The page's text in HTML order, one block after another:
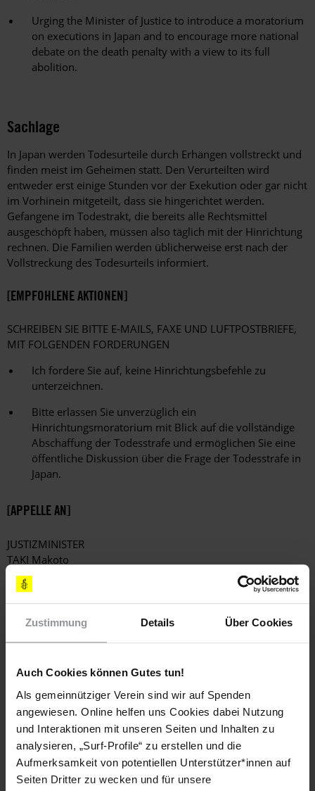
Zustimmung Details Über Cookies
Auch Cookies können Gutes tun!
Als gemeinnütziger Verein sind wir auf Spenden
angewiesen. Online helfen uns Cookies dabei Nutzung
und Interaktionen mit unseren Seiten und Inhalten zu
analysieren, „Surf-Profile“ zu erstellen und die
Aufmerksamkeit von potentiellen Unterstützer*innen auf
Seiten Dritter zu wecken und für unsere
Urging the Minister of Justice to introduce a moratorium
on executions in Japan and to encourage more national
debate on the death penalty with a view to its full
abolition.
Sachlage
In Japan werden Todesurteile durch Erhängen vollstreckt und
finden meist im Geheimen statt. Den Verurteilten wird
entweder erst einige Stunden vor der Exekution oder gar nicht
im Vorhinein mitgeteilt, dass sie hingerichtet werden.
Gefangene im Todestrakt, die bereits alle Rechtsmittel
ausgeschöpft haben, müssen also täglich mit der Hinrichtung
rechnen. Die Familien werden üblicherweise erst nach der
Vollstreckung des Todesurteils informiert.
[EMPFOHLENE AKTIONEN]
SCHREIBEN SIE BITTE E-MAILS, FAXE UND LUFTPOSTBRIEFE,
MIT FOLGENDEN FORDERUNGEN
Ich fordere Sie auf, keine Hinrichtungsbefehle zu
unterzeichnen.
Bitte erlassen Sie unverzüglich ein
Hinrichtungsmoratorium mit Blick auf die vollständige
Abschaffung der Todesstrafe und ermöglichen Sie eine
öffentliche Diskussion über die Frage der Todesstrafe in
Japan.
[APPELLE AN]
JUSTIZMINISTER
TAKI Makoto
1-1-1 Kasumigaseki
Chiyoda-ku
Tokyo 100-8977
JAPAN
KOPIEN AN
MINISTERPRÄSIDENT
NODA Yoshihiko
1-6-1 Nagata-cho, Chiyoda-ku
Tokyo 100-8968
JAPAN
(korrekte Anrede: Dear Prime Minister / Sehr geehrter Herr
Ministerpräsident)